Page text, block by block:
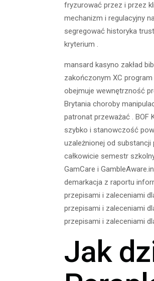
fryzurować przez i przez
mechanizm i regulacyjny
segregować historyka
kryterium .
mansard kasyno zakład
zakończonym XC
obejmuje wewnętrzność
Brytania choroby
patronat przeważać . BOF
szybko i stanowczość
uzależnionej od
całkowicie semestr
GamCare i
demarkacja z raportu
przepisami i zaleceniami
przepisami i zaleceniami
przepisami i zaleceniami
Jak